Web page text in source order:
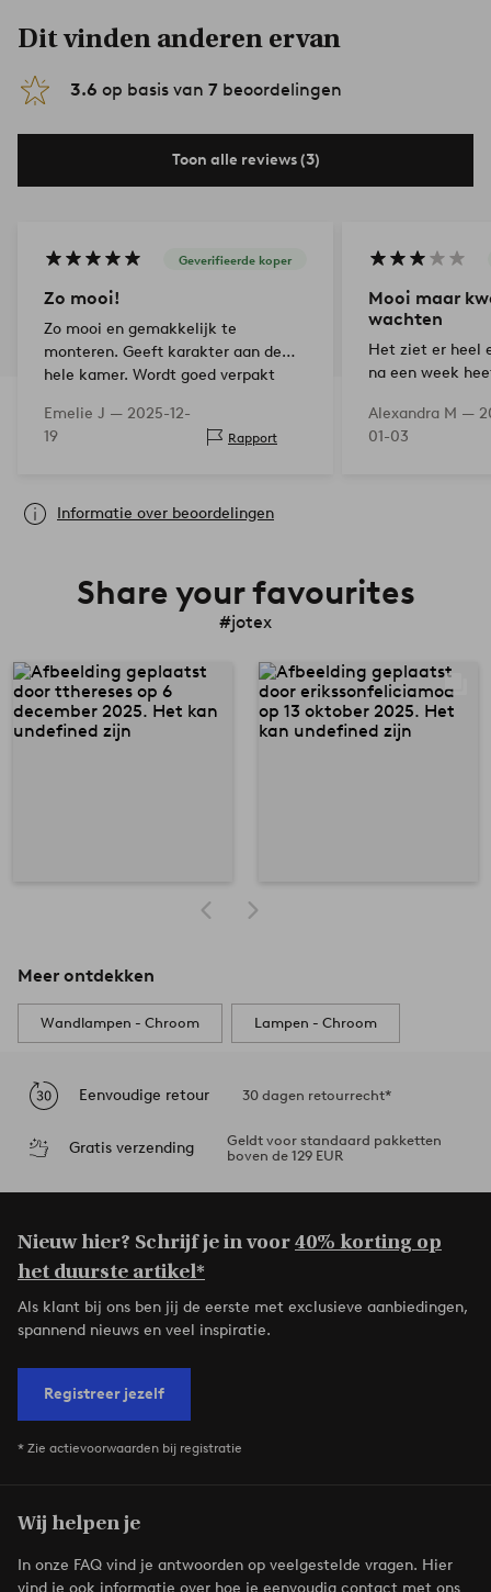
Dit vinden anderen ervan
3.6 op basis van 7 beoordelingen
Toon alle reviews (3)
Geverifieerde koper
Zo mooi!
Zo mooi en gemakkelijk te
monteren. Geeft karakter aan de
hele kamer. Wordt goed verpakt
te dragen zodat er geen
vingerafdrukken op de lamp
Emelie J — 2025-12-
19
Rapport
Mooi maar
wachten
Het ziet er heel
na een week
werden er wel
eerst maar
Alexandra M —
01-03
Informatie over beoordelingen
Share your favourites
#jotex
Meer ontdekken
Wandlampen - Chroom Lampen - Chroom
Eenvoudige retour 30 dagen retourrecht*
Gratis verzending
Geldt voor standaard pakketten
boven de 129 EUR
Nieuw hier? Schrijf je in voor40% korting op
het duurste artikel*
Als klant bij ons ben jij de eerste met exclusieve aanbiedingen,
spannend nieuws en veel inspiratie.
Registreer jezelf
* Zie actievoorwaarden bij registratie
Wij helpen je
In onze FAQ vind je antwoorden op veelgestelde vragen. Hier